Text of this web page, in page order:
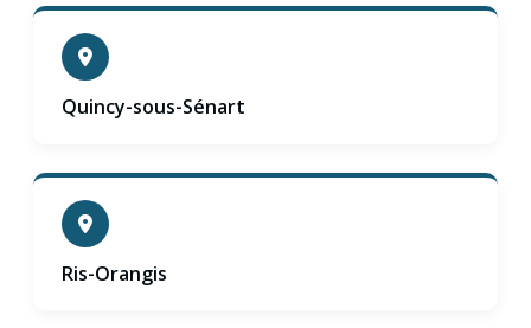
Quincy-sous-Sénart
Ris-Orangis